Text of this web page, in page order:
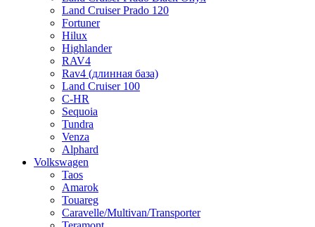
Land Cruiser Prado 120
Fortuner
Hilux
Highlander
RAV4
Rav4 (длинная база)
Land Cruiser 100
C-HR
Sequoia
Tundra
Venza
Alphard
Volkswagen
Taos
Amarok
Touareg
Caravelle/Multivan/Transporter